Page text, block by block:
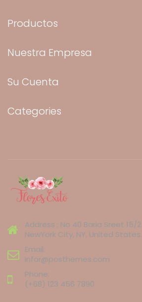
Productos
Nuestra Empresa
Su Cuenta
Categories
Address : No 40 Baria Sreet 15/2
NewYork City, NY, United States.
Email:
Infor@posthemes.com
Phone:
(+68) 123 456 7890